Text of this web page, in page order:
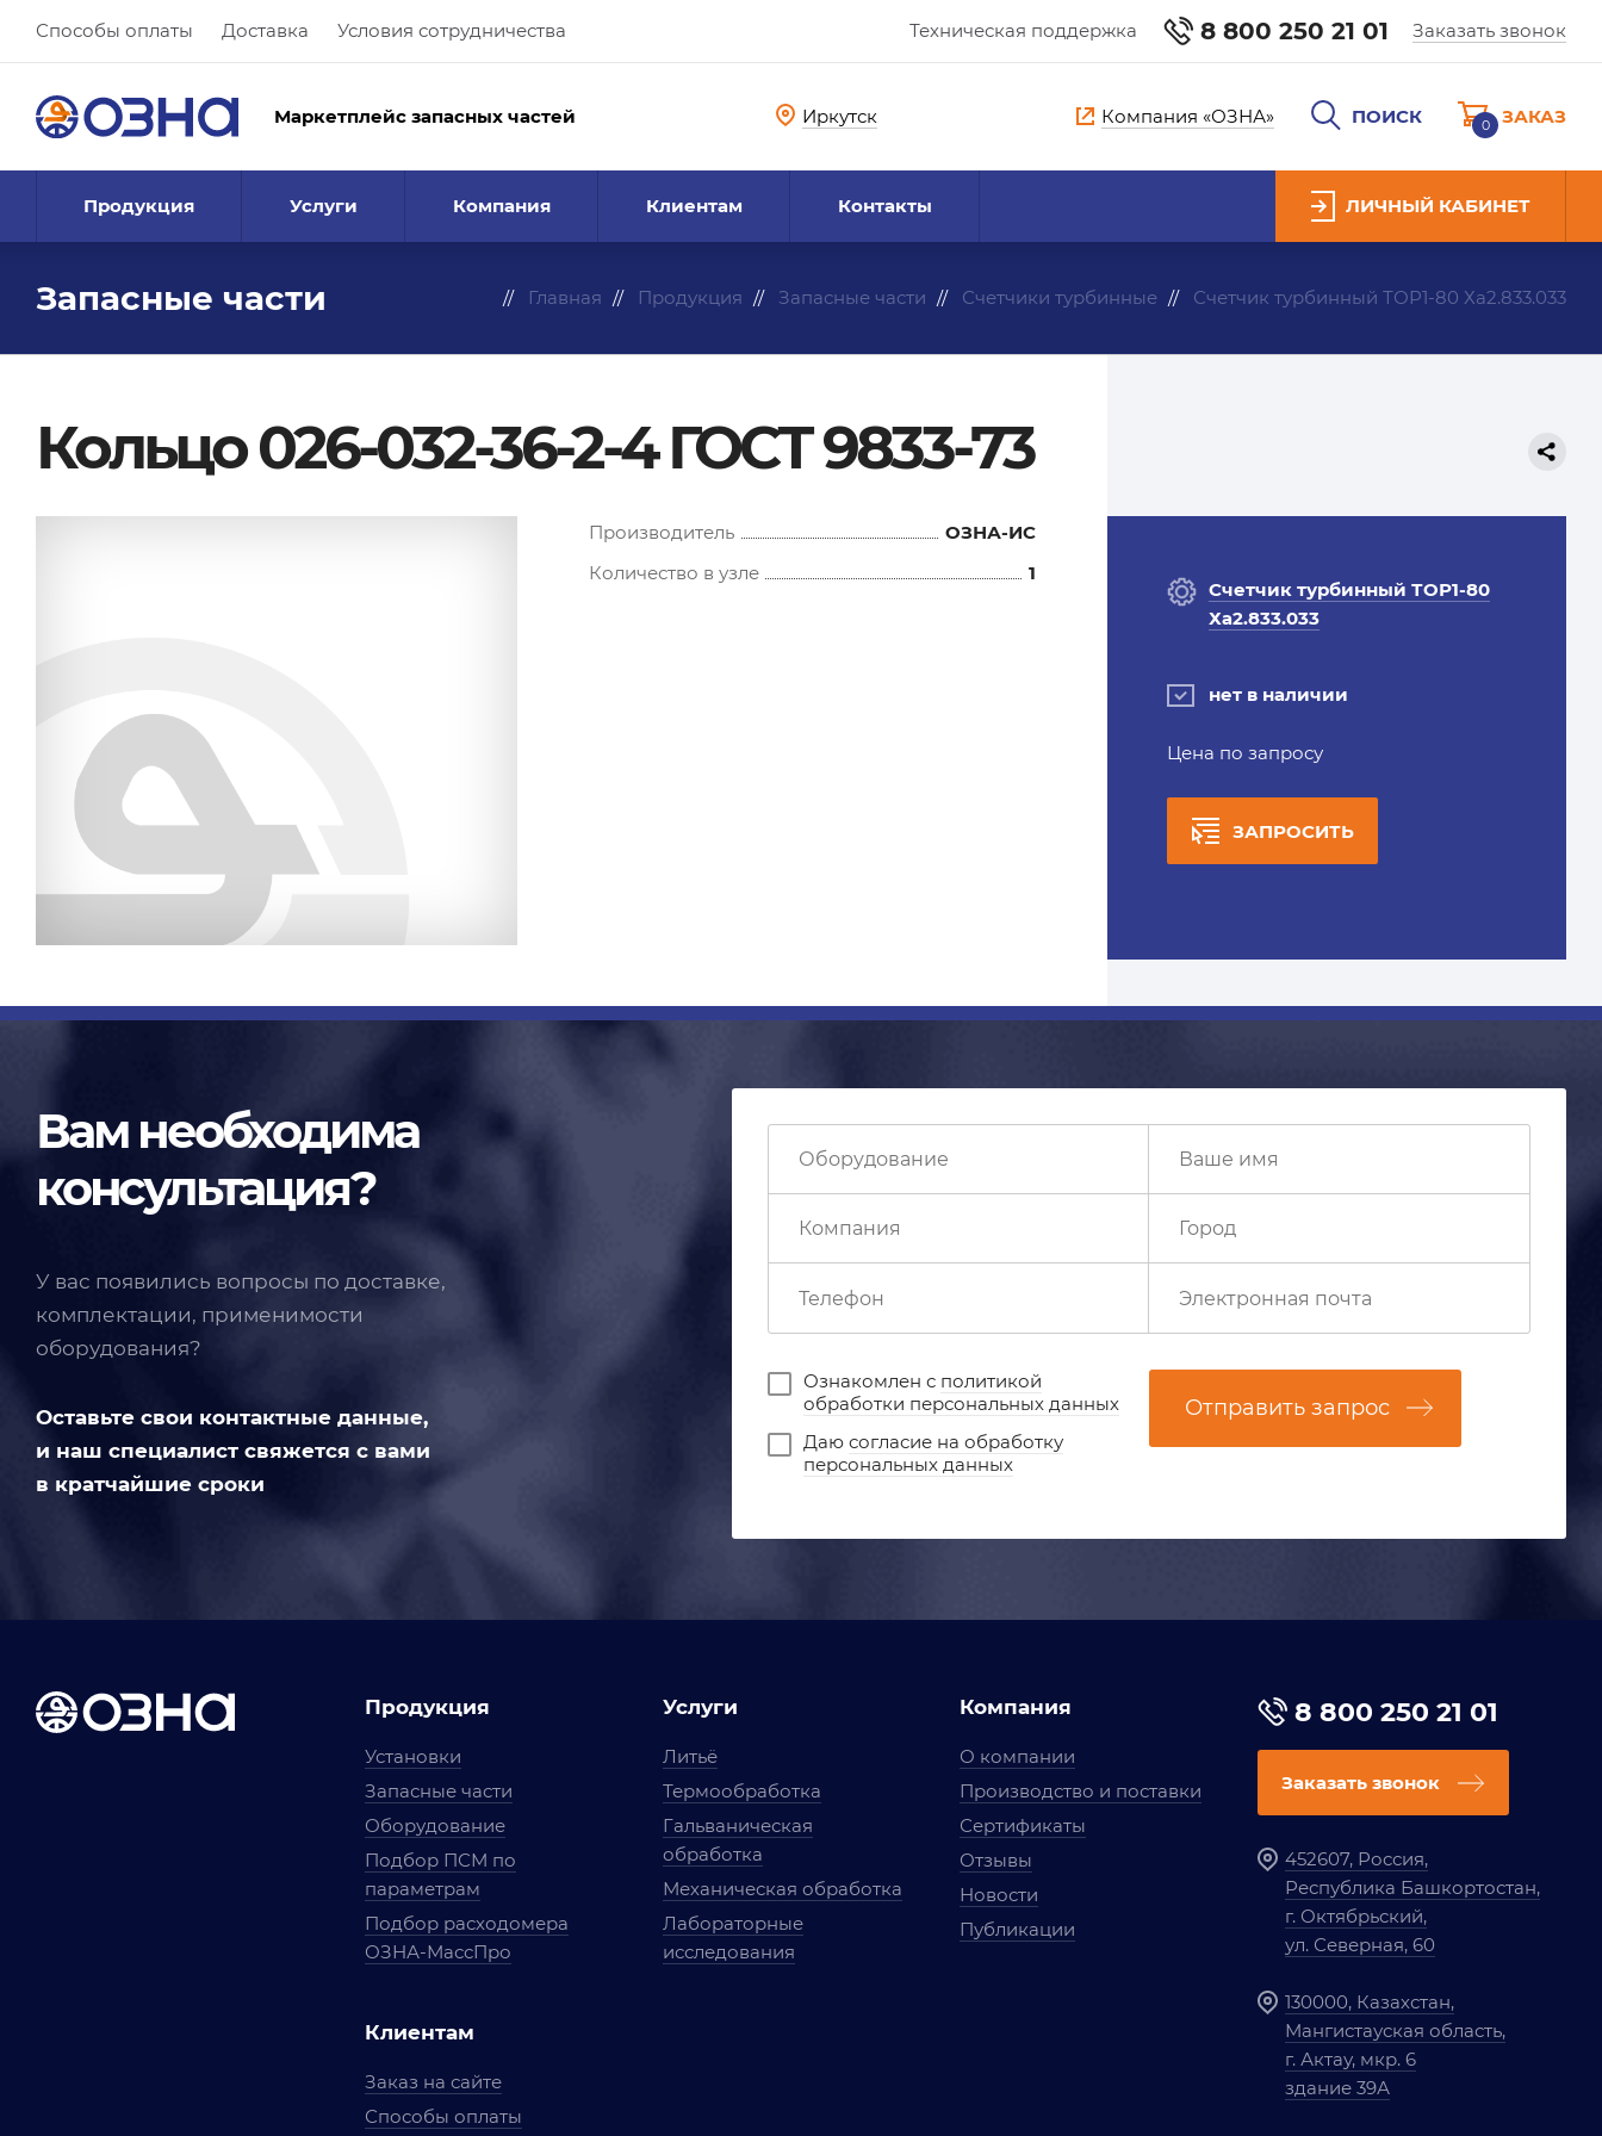
Способы оплаты Доставка Условия сотрудничества Техническая поддержка 8 800 250 21 01 Заказать звонок
Маркетплейс запасных частей Иркутск Компания «ОЗНА» ПОИСК 0 ЗАКАЗ
Продукция Услуги Компания Клиентам Контакты ЛИЧНЫЙ КАБИНЕТ
Запасные части Главная Продукция Запасные части Счетчики турбинные Счетчик турбинный ТОР1-80 Ха2.833.033
Кольцо 026-032-36-2-4 ГОСТ 9833-73
Производитель
ОЗНА-ИС
Количество в узле
1
Счетчик турбинный ТОР1-80
Ха2.833.033
нет в наличии
Цена по запросу
ЗАПРОСИТЬ
Вам необходима
консультация?
У вас появились вопросы по доставке,
комплектации, применимости
оборудования?
Оставьте свои контактные данные,
и наш специалист свяжется с вами
в кратчайшие сроки
Ознакомлен с политикой
обработки персональных данных
Даю согласие на обработку
персональных данных
Отправить запрос
Продукция
Установки
Запасные части
Оборудование
Подбор ПСМ по
параметрам
Подбор расходомера
ОЗНА-МассПро
Клиентам
Заказ на сайте
Способы оплаты
Услуги
Литьё
Термообработка
Гальваническая
обработка
Механическая обработка
Лабораторные
исследования
Компания
О компании
Производство и поставки
Сертификаты
Отзывы
Новости
Публикации
8 800 250 21 01
Заказать звонок
452607, Россия,
Республика Башкортостан,
г. Октябрьский,
ул. Северная, 60
130000, Казахстан,
Мангистауская область,
г. Актау, мкр. 6
здание 39А